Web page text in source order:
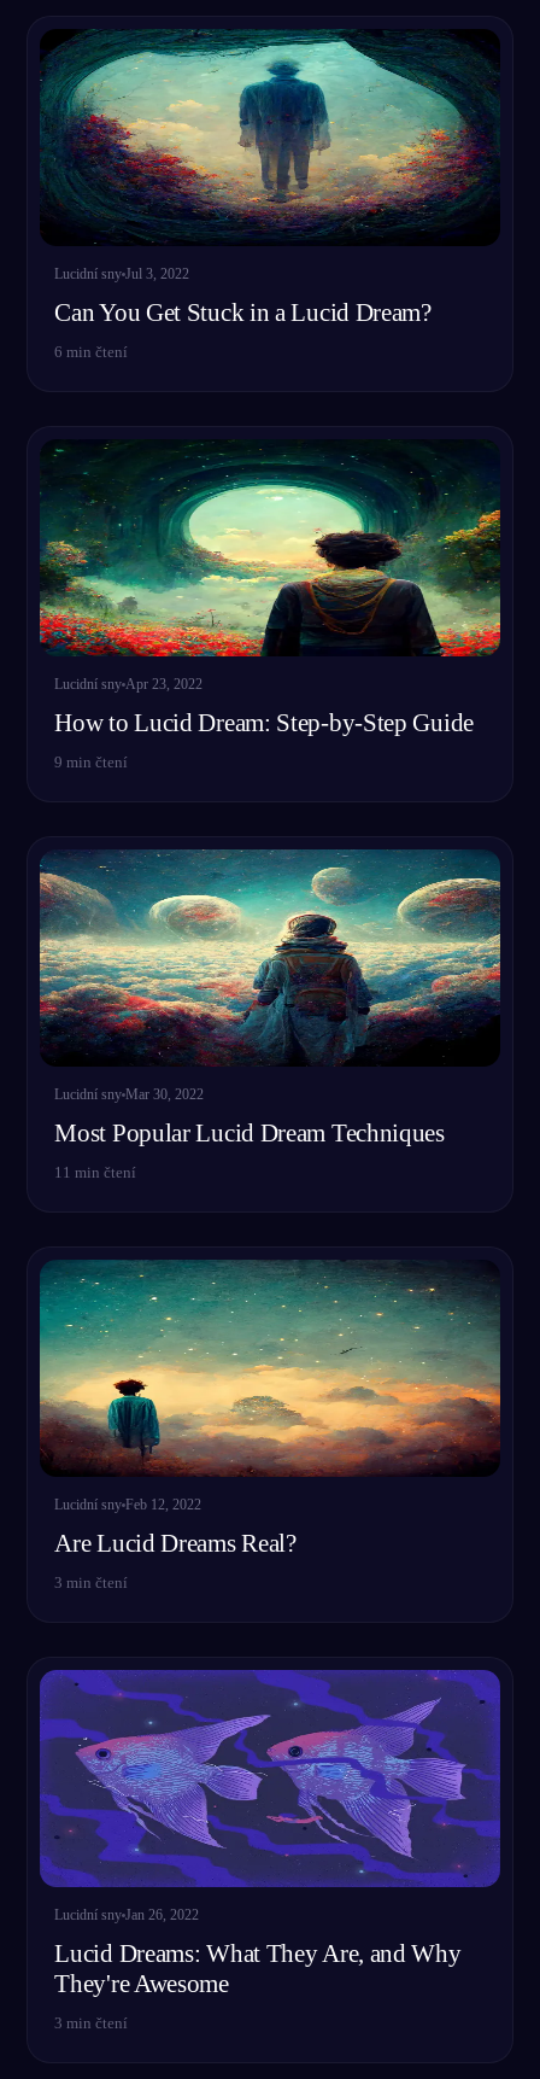
Lucidní sny Jul 3, 2022
Can You Get Stuck in a Lucid Dream?
6 min čtení
Lucidní sny Apr 23, 2022
How to Lucid Dream: Step-by-Step Guide
9 min čtení
Lucidní sny Mar 30, 2022
Most Popular Lucid Dream Techniques
11 min čtení
Lucidní sny Feb 12, 2022
Are Lucid Dreams Real?
3 min čtení
Lucidní sny Jan 26, 2022
Lucid Dreams: What They Are, and Why
They're Awesome
3 min čtení